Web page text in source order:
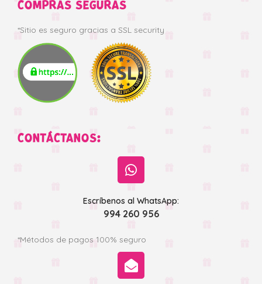
COMPRAS SEGURAS
*Sitio es seguro gracias a SSL security
CONTÁCTANOS:
Escríbenos al WhatsApp:
994 260 956
*Métodos de pagos 100% seguro